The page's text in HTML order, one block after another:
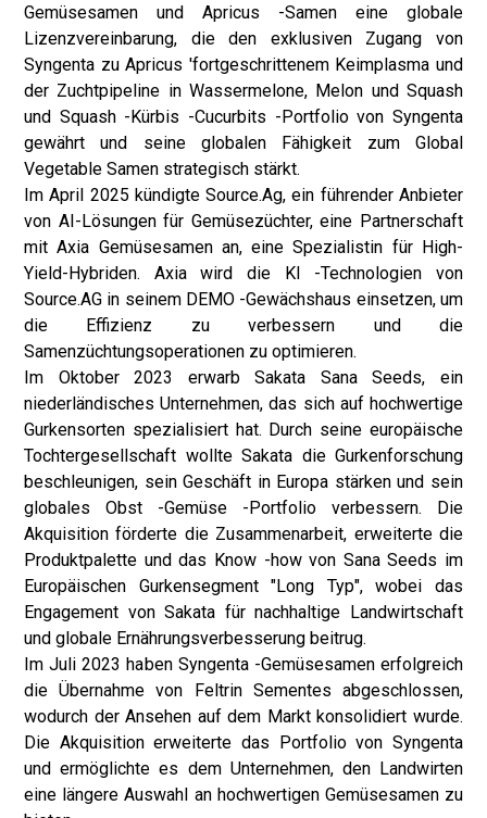
Gemüsesamen und Apricus -Samen eine globale
Lizenzvereinbarung, die den exklusiven Zugang von
Syngenta zu Apricus 'fortgeschrittenem Keimplasma und
der Zuchtpipeline in Wassermelone, Melon und Squash
und Squash -Kürbis -Cucurbits -Portfolio von Syngenta
gewährt und seine globalen Fähigkeit zum Global
Vegetable Samen strategisch stärkt.
Im April 2025 kündigte Source.Ag, ein führender Anbieter
von AI-Lösungen für Gemüsezüchter, eine Partnerschaft
mit Axia Gemüsesamen an, eine Spezialistin für High-
Yield-Hybriden. Axia wird die KI -Technologien von
Source.AG in seinem DEMO -Gewächshaus einsetzen, um
die Effizienz zu verbessern und die
Samenzüchtungsoperationen zu optimieren.
Im Oktober 2023 erwarb Sakata Sana Seeds, ein
niederländisches Unternehmen, das sich auf hochwertige
Gurkensorten spezialisiert hat. Durch seine europäische
Tochtergesellschaft wollte Sakata die Gurkenforschung
beschleunigen, sein Geschäft in Europa stärken und sein
globales Obst -Gemüse -Portfolio verbessern. Die
Akquisition förderte die Zusammenarbeit, erweiterte die
Produktpalette und das Know -how von Sana Seeds im
Europäischen Gurkensegment "Long Typ", wobei das
Engagement von Sakata für nachhaltige Landwirtschaft
und globale Ernährungsverbesserung beitrug.
Im Juli 2023 haben Syngenta -Gemüsesamen erfolgreich
die Übernahme von Feltrin Sementes abgeschlossen,
wodurch der Ansehen auf dem Markt konsolidiert wurde.
Die Akquisition erweiterte das Portfolio von Syngenta
und ermöglichte es dem Unternehmen, den Landwirten
eine längere Auswahl an hochwertigen Gemüsesamen zu